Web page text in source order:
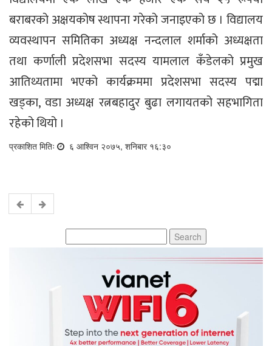
बराबरको अक्षयकोष स्थापना गरेको जनाइएको छ । विद्यालय
व्यवस्थापन समितिका अध्यक्ष नन्दलाल शर्माको अध्यक्षता
तथा कर्णाली प्रदेशसभा सदस्य यामलाल कँडेलको प्रमुख
आतिथ्यतामा भएको कार्यक्रममा प्रदेशसभा सदस्य पद्मा
खड्का, वडा अध्यक्ष रत्नबहादुर बुढा लगायतको सहभागिता
रहेको थियो ।
प्रकाशित मितिः ६ आश्विन २०७५, शनिबार १६:३०
for: